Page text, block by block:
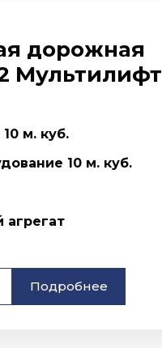
дорожная
Мультилифт
м. куб.
10 м. куб.
Подробнее